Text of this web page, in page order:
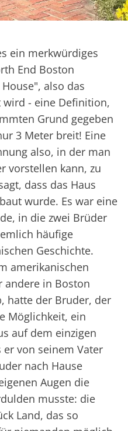
ein merkwürdiges
End Boston
also das
wird - eine Definition,
Grund gegeben
3 Meter breit! Eine
also, in der man
vorstellen kann, zu
dass das Haus
wurde. Es war eine
in die zwei Brüder
häufige
Geschichte.
amerikanischen
andere in Boston
hatte der Bruder, der
Möglichkeit, ein
auf dem einzigen
er von seinem Vater
nach Hause
Augen die
musste: die
Land, das so